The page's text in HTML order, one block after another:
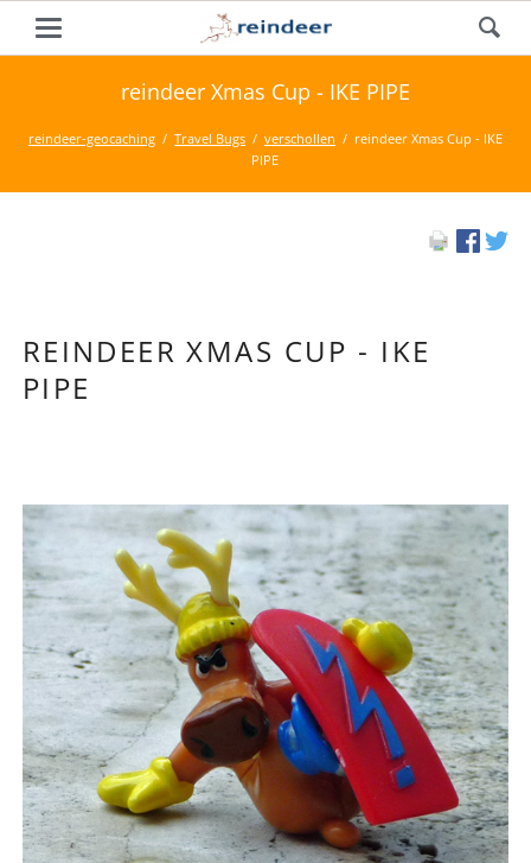
reindeer Xmas Cup - IKE PIPE
reindeer-geocaching Travel Bugs verschollen
reindeer Xmas Cup - IKE
PIPE
REINDEER XMAS CUP - IKE
PIPE